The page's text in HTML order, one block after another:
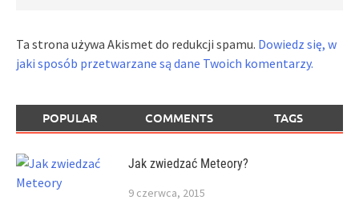
Ta strona używa Akismet do redukcji spamu. Dowiedz się, w
jaki sposób przetwarzane są dane Twoich komentarzy.
POPULAR COMMENTS TAGS
Jak zwiedzać Meteory?
9 czerwca, 2015